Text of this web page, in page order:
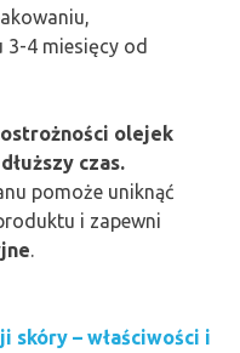
3-4 miesięcy od
olejek
czas.
pomoże uniknąć
i zapewni
.
skóry – właściwości i